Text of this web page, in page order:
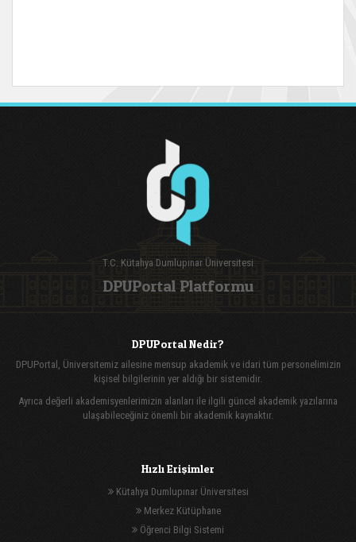
T.C. Kütahya Dumlupınar Üniversitesi
DPUPortal Platformu
DPUPortal Nedir?
DPUPortal, Üniversitemiz ailesine mensup akademik ve idari tüm personelimizin
kişisel bilgilerinin yer aldığı bir sistemidir.
Ayrıca değerli akademisyenlerimizin alanları ile ilgili güncel akademik yazılarına
ulaşabileceğiniz önemli bir akademik kaynaktır.
Hızlı Erişimler
Kütahya Dumlupınar Üniversitesi
Merkez Kütüphane
Öğrenci Bilgi Sistemi